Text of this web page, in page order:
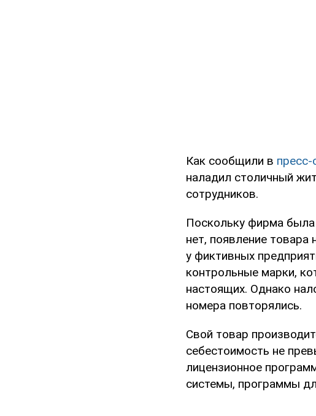
Как сообщили в
наладил столичный
сотрудников.
Поскольку фирма
нет, появление товара
у фиктивных
контрольные марки,
настоящих. Однако
номера повторялись.
Свой товар
себестоимость не
лицензионное
системы, программы